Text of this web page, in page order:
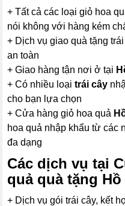
+ Tất cả các loại giỏ hoa
nói không với hàng kém
+ Dịch vụ giao quà tặng
an toàn
+ Giao hàng tận nơi ở tại
+ Có nhiều loạitrái cây
cho bạn lựa chọn
+ Cửa hàng giỏ hoa quả
hoa quả nhập khẩu từ các
đa dạng
Các dịch vụ tại
quả quà tặng
+ Dịch vụ gói trái cây, kết